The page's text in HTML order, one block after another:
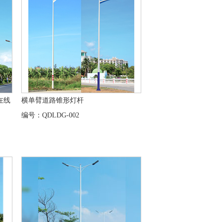
线
横单臂道路锥形灯杆
编号：QDLDG-002